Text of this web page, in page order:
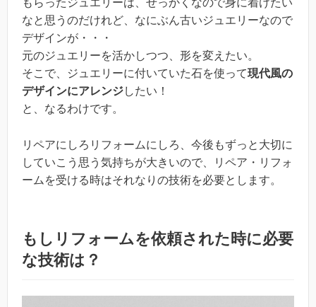
もらったジュエリーは、せっかくなので身に着けたい
なと思うのだけれど、なにぶん古いジュエリーなので
デザインが・・・
元のジュエリーを活かしつつ、形を変えたい。
そこで、ジュエリーに付いていた石を使って現代風の
デザインにアレンジしたい！
と、なるわけです。
リペアにしろリフォームにしろ、今後もずっと大切に
していこう思う気持ちが大きいので、リペア・リフォ
ームを受ける時はそれなりの技術を必要とします。
もしリフォームを依頼された時に必要
な技術は？